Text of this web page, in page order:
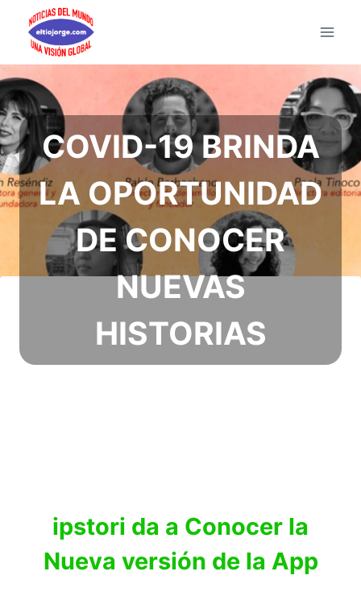
Saltar
contenido
COVID-19 BRINDA
LA OPORTUNIDAD
DE CONOCER
NUEVAS
HISTORIAS
ipstori da a Conocer la
Nueva versión de la App